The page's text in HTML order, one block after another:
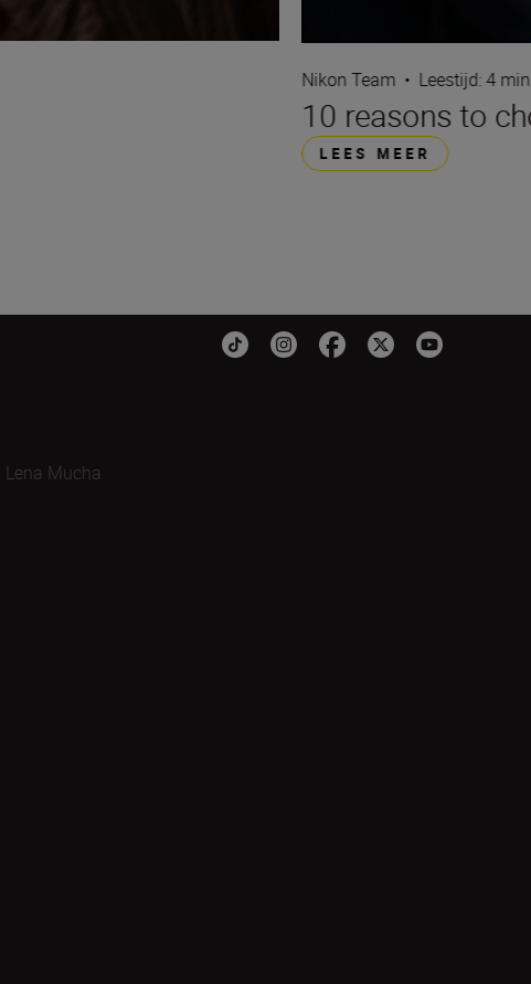
Nikon Team • Leestijd: 4 min
10 reasons to
LEES MEER
Lena Mucha